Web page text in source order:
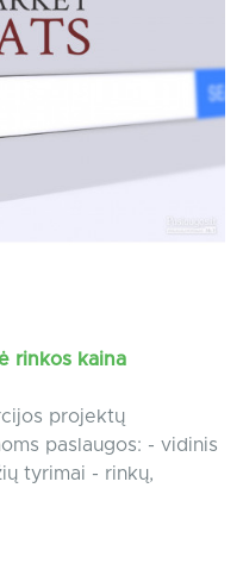
rinkos kaina
projektų
paslaugos: - vidinis
tyrimai - rinkų,